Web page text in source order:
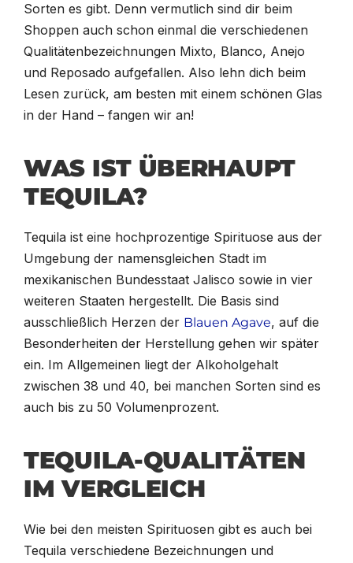
Sorten es gibt. Denn vermutlich sind dir beim
Shoppen auch schon einmal die verschiedenen
Qualitätenbezeichnungen Mixto, Blanco, Anejo
und Reposado aufgefallen. Also lehn dich beim
Lesen zurück, am besten mit einem schönen Glas
in der Hand – fangen wir an!
WAS IST ÜBERHAUPT
TEQUILA?
Tequila ist eine hochprozentige Spirituose aus der
Umgebung der namensgleichen Stadt im
mexikanischen Bundesstaat Jalisco sowie in vier
weiteren Staaten hergestellt. Die Basis sind
ausschließlich Herzen der Blauen Agave, auf die
Besonderheiten der Herstellung gehen wir später
ein. Im Allgemeinen liegt der Alkoholgehalt
zwischen 38 und 40, bei manchen Sorten sind es
auch bis zu 50 Volumenprozent.
TEQUILA-QUALITÄTEN
IM VERGLEICH
Wie bei den meisten Spirituosen gibt es auch bei
Tequila verschiedene Bezeichnungen und